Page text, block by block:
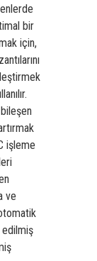
bir
için,
işleme
ve